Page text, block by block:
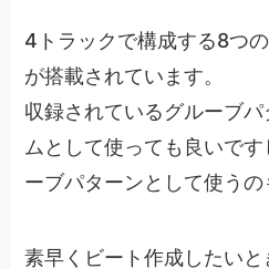
4トラックで構成する8つ
が搭載されています。
収録されているグルーブ
ムとして使っても良いで
ーブパターンとして使うの
素早くビート作成したい